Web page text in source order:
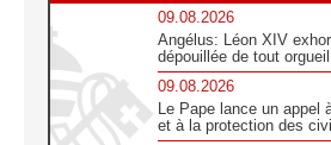
09.08.2026
Angélus: Léon XIV
dépouillée de tout orgueil
09.08.2026
Le Pape lance un appel
et à la protection des